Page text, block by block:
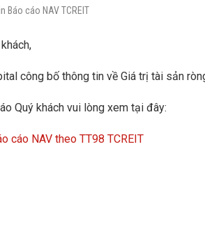
Báo cáo NAV TCREIT
công bố thông tin về Giá trị tài sản
Quý khách vui lòng xem tại đây:
cáo NAV theo TT98 TCREIT